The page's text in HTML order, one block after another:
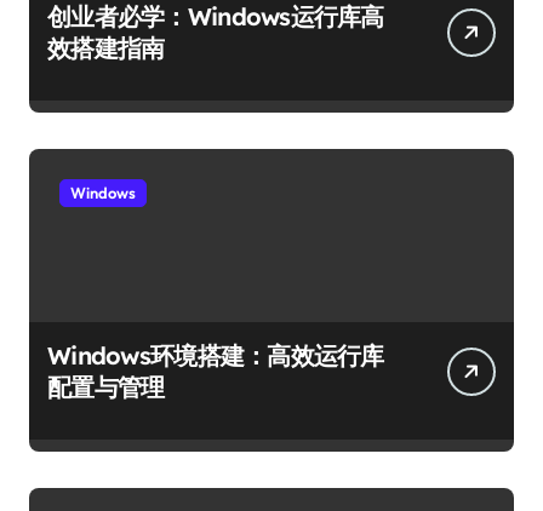
创业者必学：Windows运行库高
效搭建指南
Windows
Windows环境搭建：高效运行库
配置与管理